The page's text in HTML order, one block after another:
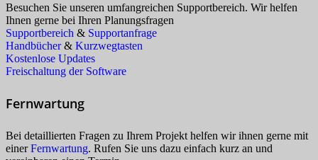
Besuchen Sie unseren umfangreichen Supportbereich. Wir helfen
Ihnen gerne bei Ihren Planungsfragen
Supportbereich & Supportanfrage
Handbücher& Kurzwegtasten
Kostenlose Updates
Freischaltung der Software
Fernwartung
Bei detaillierten Fragen zu Ihrem Projekt helfen wir ihnen gerne mit
einerFernwartung. Rufen Sie uns dazu einfach kurz an und